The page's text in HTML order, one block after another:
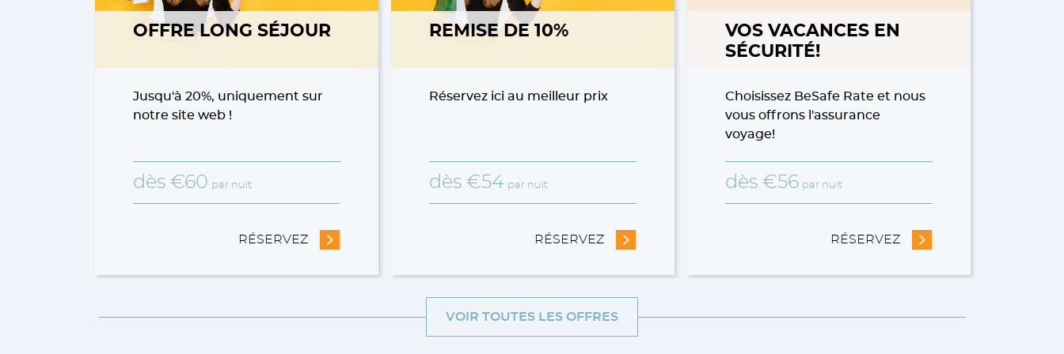
OFFRE LONG SÉJOUR
Jusqu'à 20%, uniquement sur
notre site web !
dès €60 par nuit
RÉSERVEZ - OFFRE LONG SÉJOUR
REMISE DE 10%
Réservez ici au meilleur prix
dès €54 par nuit
RÉSERVEZ - REMISE DE 10%
VOS VACANCES EN
SÉCURITÉ!
Choisissez BeSafe Rate et nous
vous offrons l'assurance
voyage!
dès €56 par nuit
RÉSERVEZ - VOS VACANCES EN
VOIR TOUTES LES OFFRES